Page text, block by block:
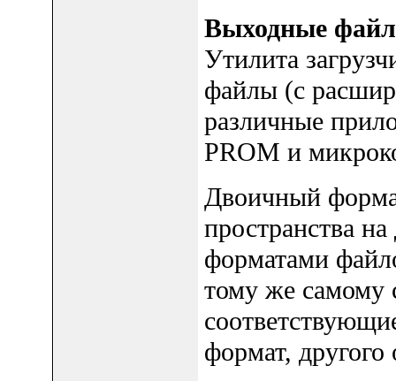
Выходные
Утилита
файлы (с
различные
PROM и
Двоичный
пространства
форматами
тому же самому
формат, другого